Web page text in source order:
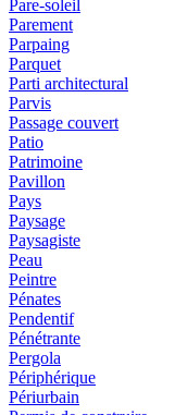
Pare-soleil
Parement
Parpaing
Parquet
Parti architectural
Parvis
Passage couvert
Patio
Patrimoine
Pavillon
Pays
Paysage
Paysagiste
Peau
Peintre
Pénates
Pendentif
Pénétrante
Pergola
Périphérique
Périurbain